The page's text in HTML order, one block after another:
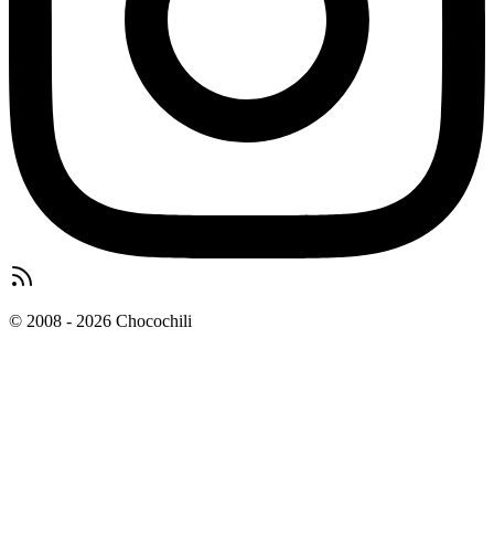
© 2008 - 2026 Chocochili